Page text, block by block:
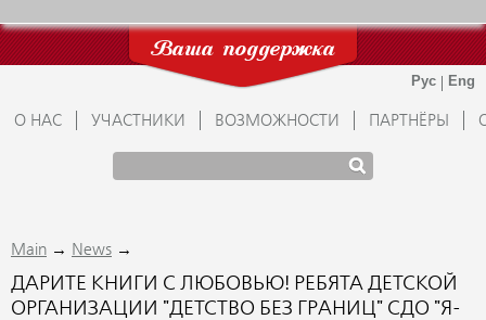
Ваша поддержка
О НАС УЧАСТНИКИ ВОЗМОЖНОСТИ ПАРТНЁРЫ
Main → News →
ДАРИТЕ КНИГИ С ЛЮБОВЬЮ! РЕБЯТА ДЕТСКОЙ
ОРГАНИЗАЦИИ "ДЕТСТВО БЕЗ ГРАНИЦ" СДО "Я-